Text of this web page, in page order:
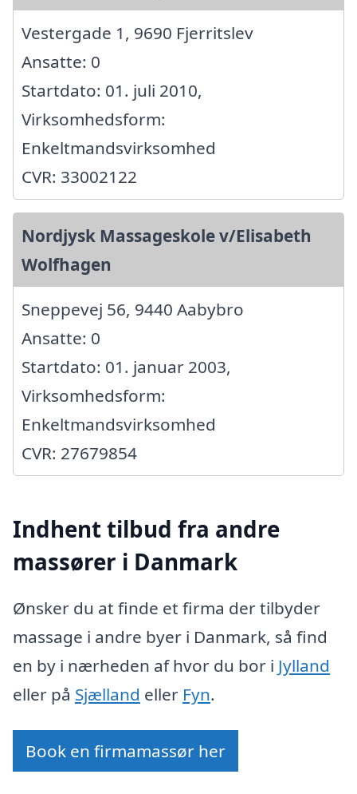
Vestergade 1, 9690 Fjerritslev
Ansatte: 0
Startdato: 01. juli 2010,
Virksomhedsform:
Enkeltmandsvirksomhed
CVR: 33002122
Nordjysk Massageskole v/Elisabeth
Wolfhagen
Sneppevej 56, 9440 Aabybro
Ansatte: 0
Startdato: 01. januar 2003,
Virksomhedsform:
Enkeltmandsvirksomhed
CVR: 27679854
Indhent tilbud fra andre
massører i Danmark
Ønsker du at finde et firma der tilbyder
massage i andre byer i Danmark, så find
en by i nærheden af hvor du bor i Jylland
eller på Sjælland eller Fyn.
Book en firmamassør her